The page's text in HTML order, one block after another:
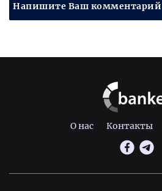
Напишите Ваш комментарий
О нас Контакты